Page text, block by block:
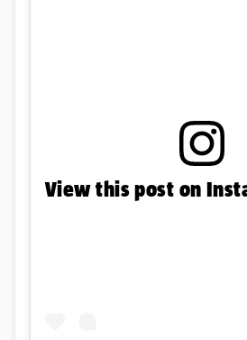
View this post on